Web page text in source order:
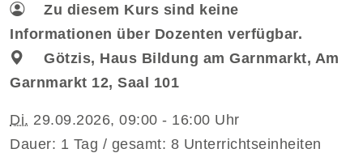
Zu diesem Kurs sind keine
Informationen über Dozenten verfügbar.
Götzis, Haus Bildung am Garnmarkt, Am
Garnmarkt 12, Saal 101
Di. 29.09.2026, 09:00 - 16:00 Uhr
Dauer: 1 Tag / gesamt: 8 Unterrichtseinheiten